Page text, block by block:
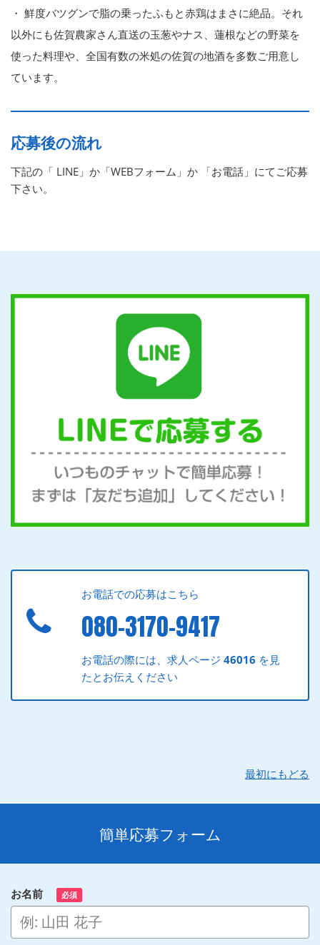
・ 鮮度バツグンで脂の乗ったふもと赤鶏はまさに絶品。それ
以外にも佐賀農家さん直送の玉葱やナス、蓮根などの野菜を
使った料理や、全国有数の米処の佐賀の地酒を多数ご用意し
ています。
応募後の流れ
下記の「 LINE」か「WEBフォーム」か 「お電話」にてご応募
下さい。
お電話での応募はこちら
080-3170-9417
お電話の際には、求人ページ46016 を見
たとお伝えください
最初にもどる
簡単応募フォーム
お名前 必須